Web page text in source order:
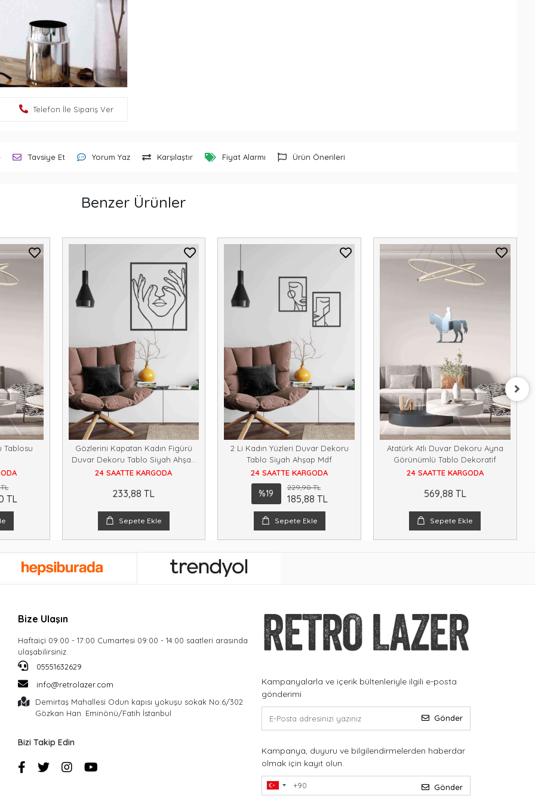
Telefon İle Sipariş Ver
Tavsiye Et Yorum Yaz Karşılaştır Fiyat Alarmı Ürün Önerileri
Benzer Ürünler
Tablosu
TL
Gözlerini Kapatan Kadın Figürü
Duvar Dekoru Tablo Siyah Ahşap
Mdf
24 SAATTE KARGODA
233,88 TL
Sepete Ekle
2 Li Kadın Yüzleri Duvar Dekoru
Tablo Siyah Ahşap Mdf
24 SAATTE KARGODA
%19
229,90 TL
185,88 TL
Sepete Ekle
Atatürk Atlı Duvar Dekoru Ayna
Görünümlü Tablo Dekoratif
24 SAATTE KARGODA
569,88 TL
Sepete Ekle
Bize Ulaşın
Haftaiçi 09:00 - 17:00 Cumartesi 09:00 - 14:00 saatleri arasında
ulaşabilirsiniz.
05551632629
info@retrolazer.com
Demirtaş Mahallesi Odun kapısı yokuşu sokak No:6/302
Gözkan Han. Eminönü/Fatih İstanbul
Bizi Takip Edin
Kampanyalarla ve içerik bültenleriyle ilgili e-posta
gönderimi
Gönder
Kampanya, duyuru ve bilgilendirmelerden haberdar
olmak için kayıt olun.
Gönder